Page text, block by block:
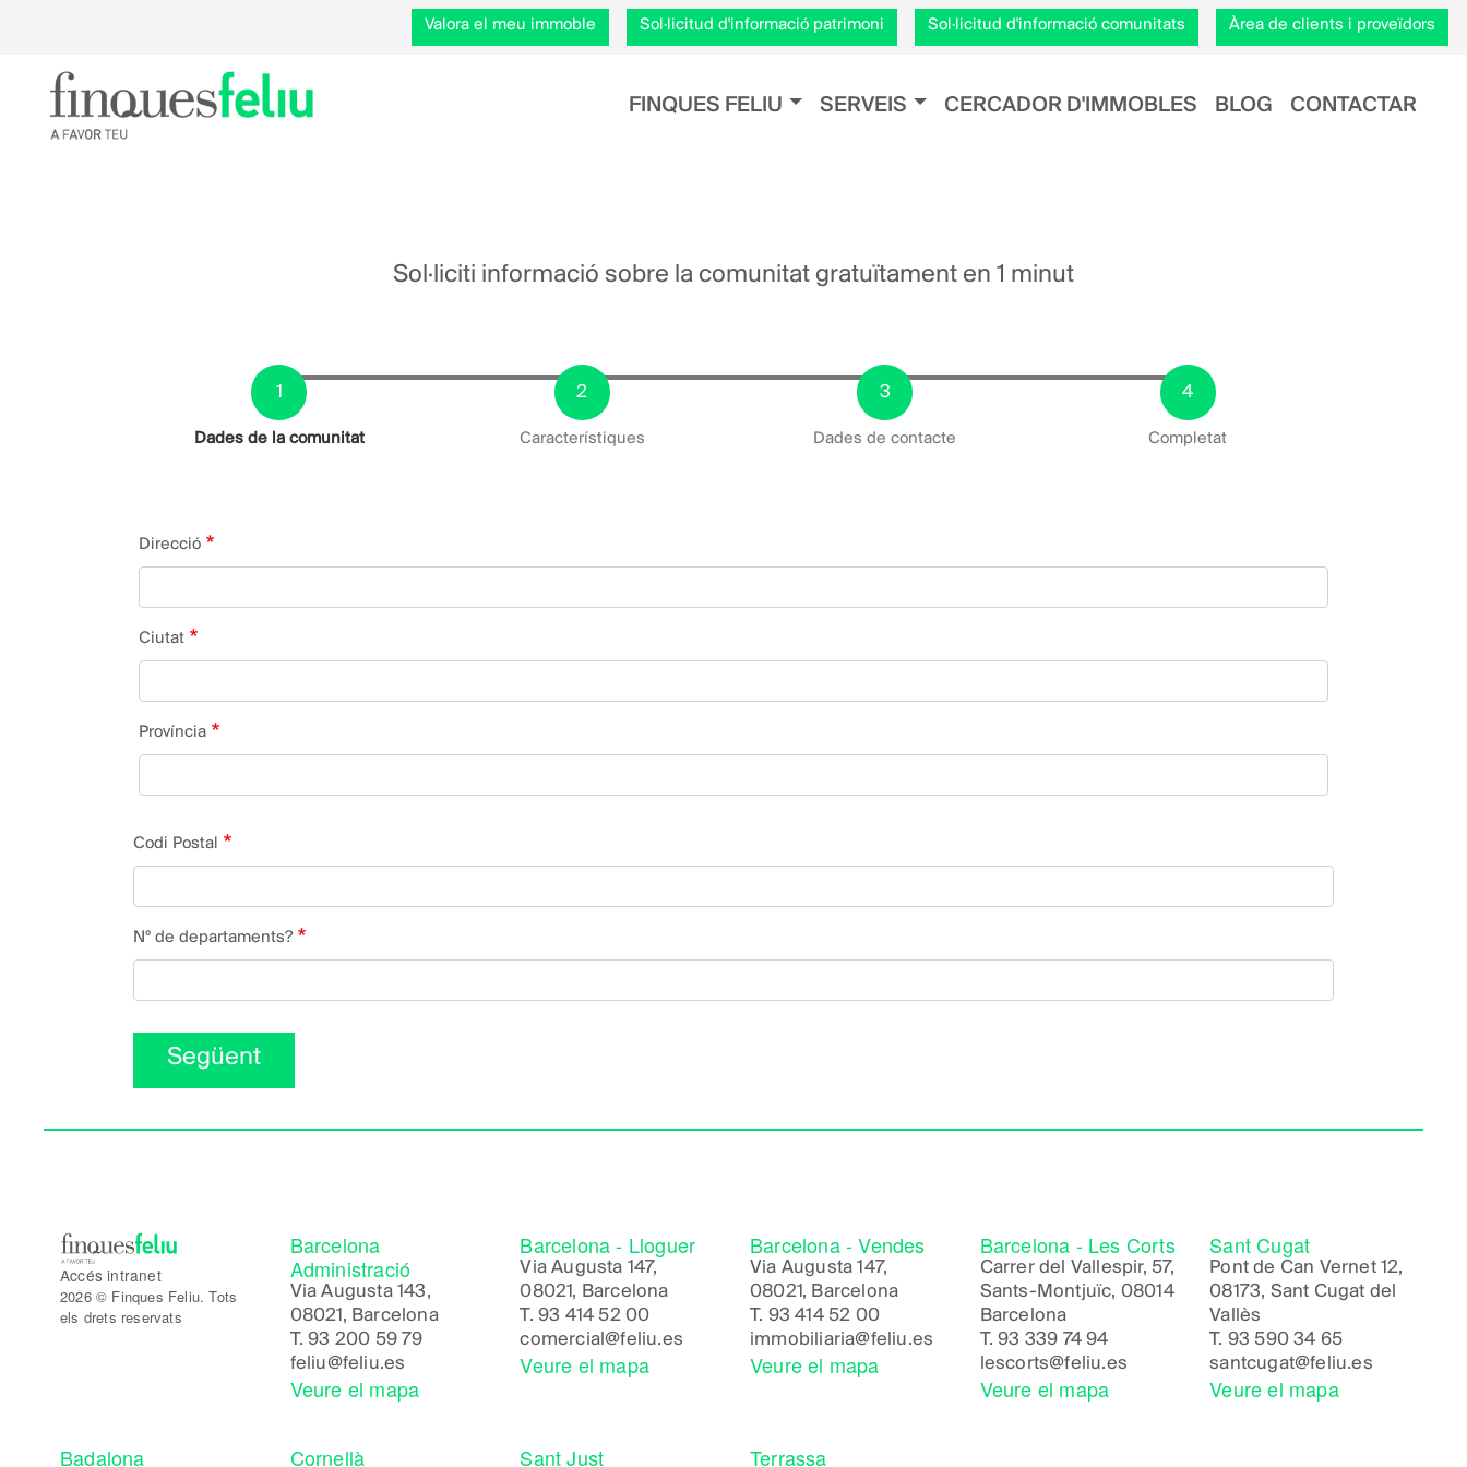
Vés
al
Valora el meu immoble Sol·licitud d'informació patrimoni Sol·licitud d'informació comunitats Àrea de clients i proveïdors
Navegación principal
FINQUES FELIU SERVEIS CERCADOR D'IMMOBLES BLOG CONTACTAR
Sol·liciti informació sobre la comunitat gratuïtament en 1 minut
Actual
Dades de la comunitat Característiques Dades de contacte Completat
Direcció
comunitat
Direcció
Ciutat
Província
Codi Postal
Nº de departaments?
Següent
Accés intranet
2026 © Finques Feliu. Tots
els drets reservats
Barcelona
Administració
Via Augusta 143,
08021, Barcelona
T.93 200 59 79
feliu@feliu.es
Veure el mapa
Barcelona - Lloguer
Via Augusta 147,
08021, Barcelona
T. 93 414 52 00
comercial@feliu.es
Veure el mapa
Barcelona - Vendes
Via Augusta 147,
08021, Barcelona
T. 93 414 52 00
immobiliaria@feliu.es
Veure el mapa
Barcelona - Les Corts
Carrer del Vallespir, 57,
Sants-Montjuïc, 08014
Barcelona
T.93 339 74 94
lescorts@feliu.es
Veure el mapa
Sant Cugat
Pont de Can Vernet 12,
08173, Sant Cugat del
Vallès
T. 93 590 34 65
santcugat@feliu.es
Veure el mapa
Badalona Cornellà Sant Just Terrassa